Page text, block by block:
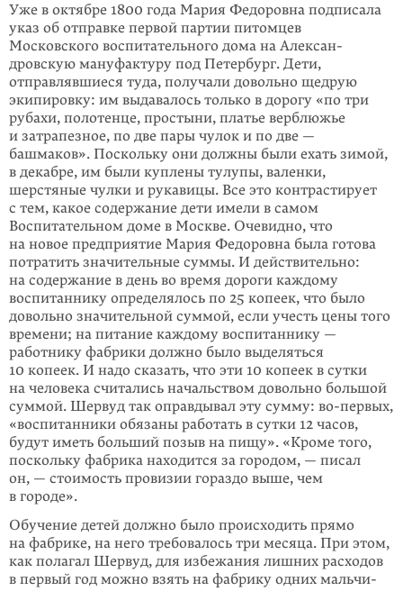
Уже в октябре 1800 года Мария Федоровна подписала
указ об отправке первой партии питомцев
Московского воспи­тательного дома на Алексан­
дровскую мануфактуру под Петербург. Дети,
отправляв­шиеся туда, получали довольно щедрую
экипировку: им выда­валось только в дорогу «по три
рубахи, полотен­це, простыни, платье верблюжье
и затрапезное, по две пары чулок и по две —
башмаков». Поскольку они долж­ны были ехать зимой,
в декаб­ре, им были куплены тулупы, валенки,
шерстяные чулки и рукавицы. Все это контрастирует
с тем, какое содержание дети имели в самом
Воспитательном доме в Москве. Оче­видно, что
на новое предприятие Мария Федоровна была готова
потратить значи­тель­ные суммы. И действитель­но:
на содержание в день во вре­мя дороги каждому
воспитан­нику определялось по 25 копеек, что было
доволь­но значи­тельной суммой, если учесть цены того
времени; на питание каждому воспи­таннику —
работнику фабрики должно было выделяться
10 копеек. И надо сказать, что эти 10 копе­ек в сутки
на челове­ка считались начальством довольно большой
суммой. Шервуд так оправдывал эту сумму: во-пер­вых,
«воспи­тан­­ники обязаны работать в сут­ки 12 часов,
будут иметь больший позыв на пищу». «Кроме того,
посколь­ку фабрика находится за городом, — писал
он, — стои­мость провизии гораздо выше, чем
в городе».
Обучение детей должно было происхо­дить прямо
на фабри­ке, на него требо­валось три месяца. При этом,
как пола­гал Шервуд, для избежания лишних рас­ходов
в первый год можно взять на фабрику одних мальчи­